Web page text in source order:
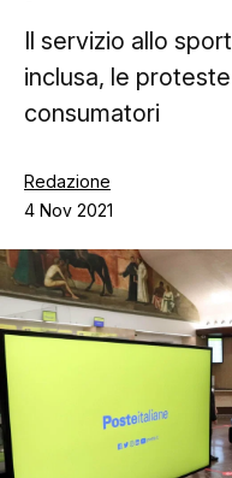
Chi siamo
Il servizio allo
inclusa, le
consumatori
Redazione
4 Nov 2021